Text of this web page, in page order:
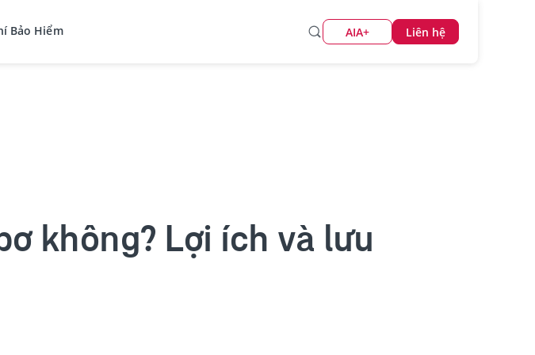
Bảo Hiểm AIA+ Liên hệ
không? Lợi ích và lưu